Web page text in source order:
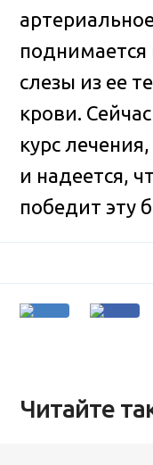
поднимается
слезы из ее
крови.
курс
и надеется,
победит эту
Читайте